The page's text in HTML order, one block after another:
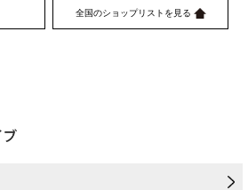
全国のショップリストを見る